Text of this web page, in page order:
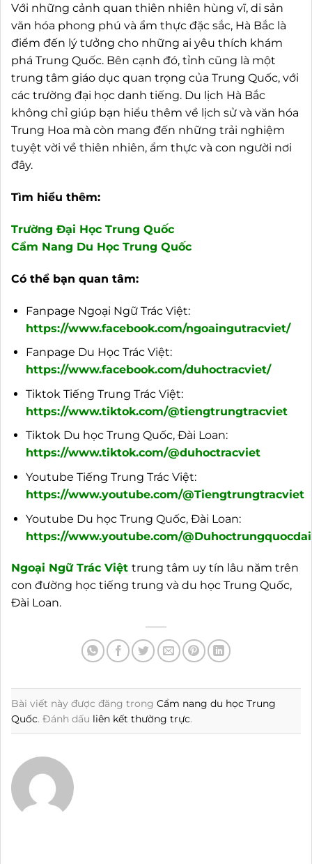
Với những cảnh quan thiên nhiên hùng vĩ, di sản
văn hóa phong phú và ẩm thực đặc sắc, Hà Bắc là
điểm đến lý tưởng cho những ai yêu thích khám
phá Trung Quốc. Bên cạnh đó, tỉnh cũng là một
trung tâm giáo dục quan trọng của Trung Quốc, với
các trường đại học danh tiếng. Du lịch Hà Bắc
không chỉ giúp bạn hiểu thêm về lịch sử và văn hóa
Trung Hoa mà còn mang đến những trải nghiệm
tuyệt vời về thiên nhiên, ẩm thực và con người nơi
đây.
Tìm hiểu thêm:
Trường Đại Học Trung Quốc
Cẩm Nang Du Học Trung Quốc
Có thể bạn quan tâm:
Fanpage Ngoại Ngữ Trác Việt:
https://www.facebook.com/ngoaingutracviet/
Fanpage Du Học Trác Việt:
https://www.facebook.com/duhoctracviet/
Tiktok Tiếng Trung Trác Việt:
https://www.tiktok.com/@tiengtrungtracviet
Tiktok Du học Trung Quốc, Đài Loan:
https://www.tiktok.com/@duhoctracviet
Youtube Tiếng Trung Trác Việt:
https://www.youtube.com/@Tiengtrungtracviet
Youtube Du học Trung Quốc, Đài Loan:
https://www.youtube.com/
Ngoại Ngữ Trác Việt trung tâm uy tín lâu năm trên
con đường học tiếng trung và du học Trung Quốc,
Đài Loan.
Bài viết này được đăng trong Cẩm nang du học Trung
Quốc. Đánh dấu liên kết thường trực.